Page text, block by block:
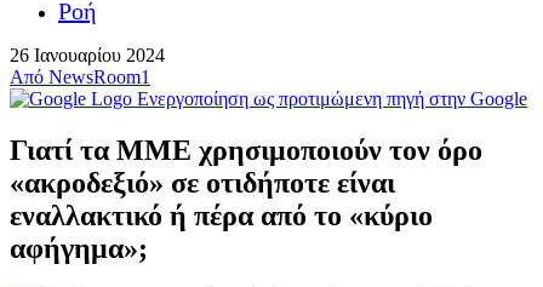
Ροή
26 Ιανουαρίου 2024
Από NewsRoom1
Ενεργοποίηση ως προτιμώμενη πηγή στην Google
Γιατί τα ΜΜΕ χρησιμοποιούν τον όρο
«ακροδεξιό» σε οτιδήποτε είναι
εναλλακτικό ή πέρα από το «κύριο
αφήγημα»;